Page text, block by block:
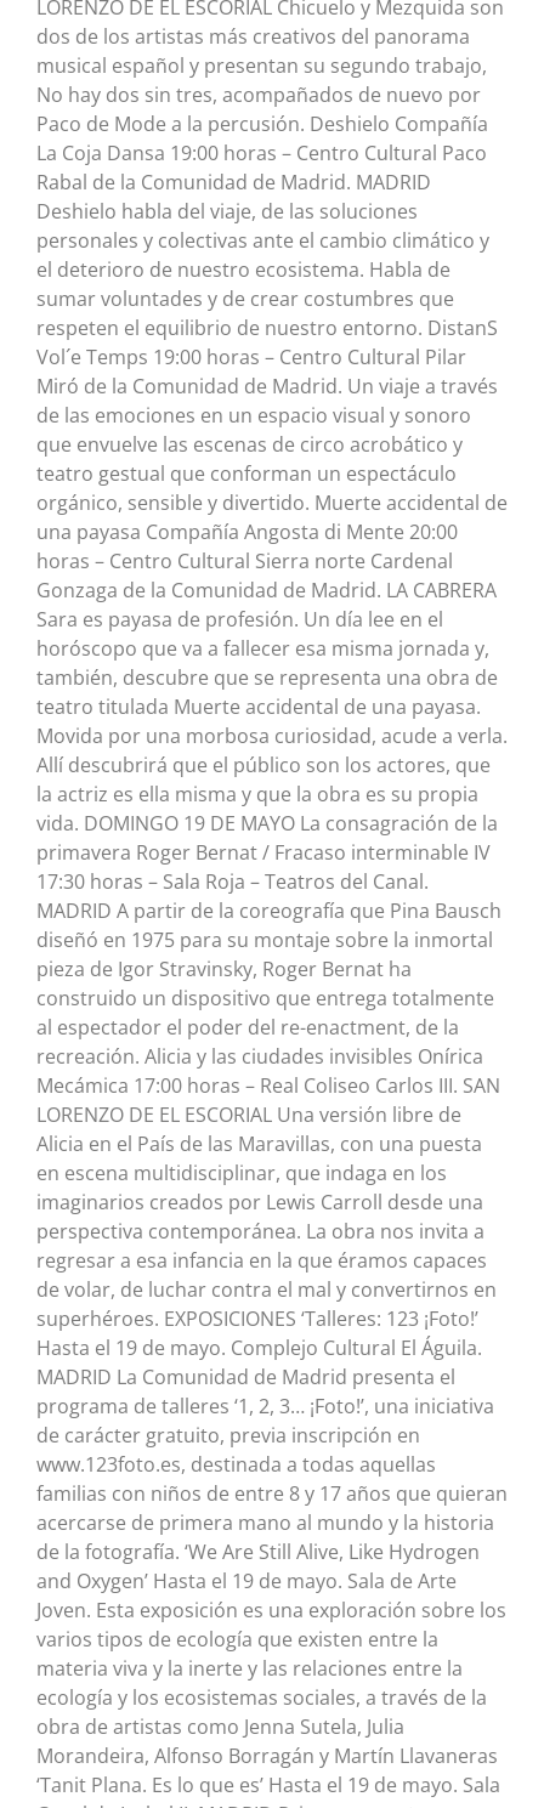
LORENZO DE EL ESCORIAL Chicuelo y Mezquida son
dos de los artistas más creativos del panorama
musical español y presentan su segundo trabajo,
No hay dos sin tres, acompañados de nuevo por
Paco de Mode a la percusión. Deshielo Compañía
La Coja Dansa 19:00 horas – Centro Cultural Paco
Rabal de la Comunidad de Madrid. MADRID
Deshielo habla del viaje, de las soluciones
personales y colectivas ante el cambio climático y
el deterioro de nuestro ecosistema. Habla de
sumar voluntades y de crear costumbres que
respeten el equilibrio de nuestro entorno. DistanS
Vol´e Temps 19:00 horas – Centro Cultural Pilar
Miró de la Comunidad de Madrid. Un viaje a través
de las emociones en un espacio visual y sonoro
que envuelve las escenas de circo acrobático y
teatro gestual que conforman un espectáculo
orgánico, sensible y divertido. Muerte accidental de
una payasa Compañía Angosta di Mente 20:00
horas – Centro Cultural Sierra norte Cardenal
Gonzaga de la Comunidad de Madrid. LA CABRERA
Sara es payasa de profesión. Un día lee en el
horóscopo que va a fallecer esa misma jornada y,
también, descubre que se representa una obra de
teatro titulada Muerte accidental de una payasa.
Movida por una morbosa curiosidad, acude a verla.
Allí descubrirá que el público son los actores, que
la actriz es ella misma y que la obra es su propia
vida. DOMINGO 19 DE MAYO La consagración de la
primavera Roger Bernat / Fracaso interminable IV
17:30 horas – Sala Roja – Teatros del Canal.
MADRID A partir de la coreografía que Pina Bausch
diseñó en 1975 para su montaje sobre la inmortal
pieza de Igor Stravinsky, Roger Bernat ha
construido un dispositivo que entrega totalmente
al espectador el poder del re-enactment, de la
recreación. Alicia y las ciudades invisibles Onírica
Mecámica 17:00 horas – Real Coliseo Carlos III. SAN
LORENZO DE EL ESCORIAL Una versión libre de
Alicia en el País de las Maravillas, con una puesta
en escena multidisciplinar, que indaga en los
imaginarios creados por Lewis Carroll desde una
perspectiva contemporánea. La obra nos invita a
regresar a esa infancia en la que éramos capaces
de volar, de luchar contra el mal y convertirnos en
superhéroes. EXPOSICIONES ‘Talleres: 123 ¡Foto!’
Hasta el 19 de mayo. Complejo Cultural El Águila.
MADRID La Comunidad de Madrid presenta el
programa de talleres ‘1, 2, 3… ¡Foto!’, una iniciativa
de carácter gratuito, previa inscripción en
www.123foto.es, destinada a todas aquellas
familias con niños de entre 8 y 17 años que quieran
acercarse de primera mano al mundo y la historia
de la fotografía. ‘We Are Still Alive, Like Hydrogen
and Oxygen’ Hasta el 19 de mayo. Sala de Arte
Joven. Esta exposición es una exploración sobre los
varios tipos de ecología que existen entre la
materia viva y la inerte y las relaciones entre la
ecología y los ecosistemas sociales, a través de la
obra de artistas como Jenna Sutela, Julia
Morandeira, Alfonso Borragán y Martín Llavaneras
‘Tanit Plana. Es lo que es’ Hasta el 19 de mayo. Sala